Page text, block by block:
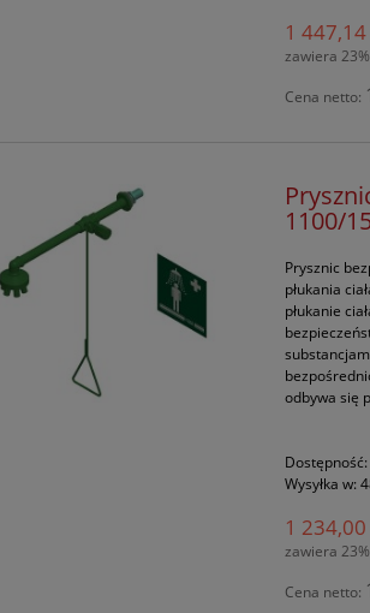
1 447,14
zawiera
Cena netto:
1100/
Prysznic
płukania
płukanie
odbywa się
Dostępność:
Wysyłka w:
1 234,00
zawiera
Cena netto: